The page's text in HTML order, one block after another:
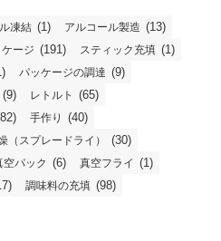
凍結 (1) アルコール製造 (13)
ージ (191) スティック充填 (1)
パッケージの調達 (9)
(9) レトルト (65)
手作り (40)
（スプレードライ） (30)
空パック (6) 真空フライ (1)
調味料の充填 (98)